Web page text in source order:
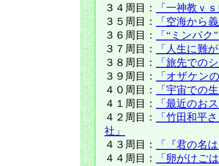
３４周目：
「一神教ｖ
３５周目：
「空海から
３６周目：
「“ミンパ
３７周目：
「人生に難
３８周目：
「旅先での
３９周目：
「オザケン
４０周目：
「宇宙での
４１周目：
「最近のお
４２周目：
「竹田和平
社」
４３周目：
「『君の名
４４周目：
「卵がけご